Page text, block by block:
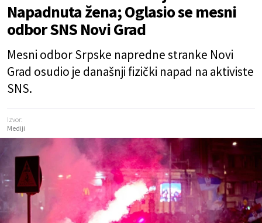
Napadnuta žena; Oglasio se mesni
odbor SNS Novi Grad
Mesni odbor Srpske napredne stranke Novi
Grad osudio je današnji fizički napad na aktiviste
SNS.
Izvor:
Mediji